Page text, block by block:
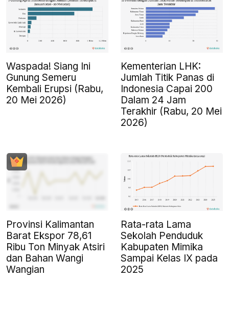
Waspada! Siang Ini
Gunung Semeru
Kembali Erupsi (Rabu,
20 Mei 2026)
Kementerian LHK:
Jumlah Titik Panas di
Indonesia Capai 200
Dalam 24 Jam
Terakhir (Rabu, 20 Mei
2026)
Provinsi Kalimantan
Barat Ekspor 78,61
Ribu Ton Minyak Atsiri
dan Bahan Wangi
Wangian
Rata-rata Lama
Sekolah Penduduk
Kabupaten Mimika
Sampai Kelas IX pada
2025